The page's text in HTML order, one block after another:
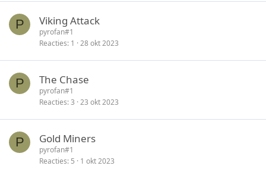
P Viking Attack
pyrofan#1
Reacties 1 28 okt 2023
P The Chase
pyrofan#1
Reacties 3 23 okt 2023
P Gold Miners
pyrofan#1
Reacties 5 1 okt 2023